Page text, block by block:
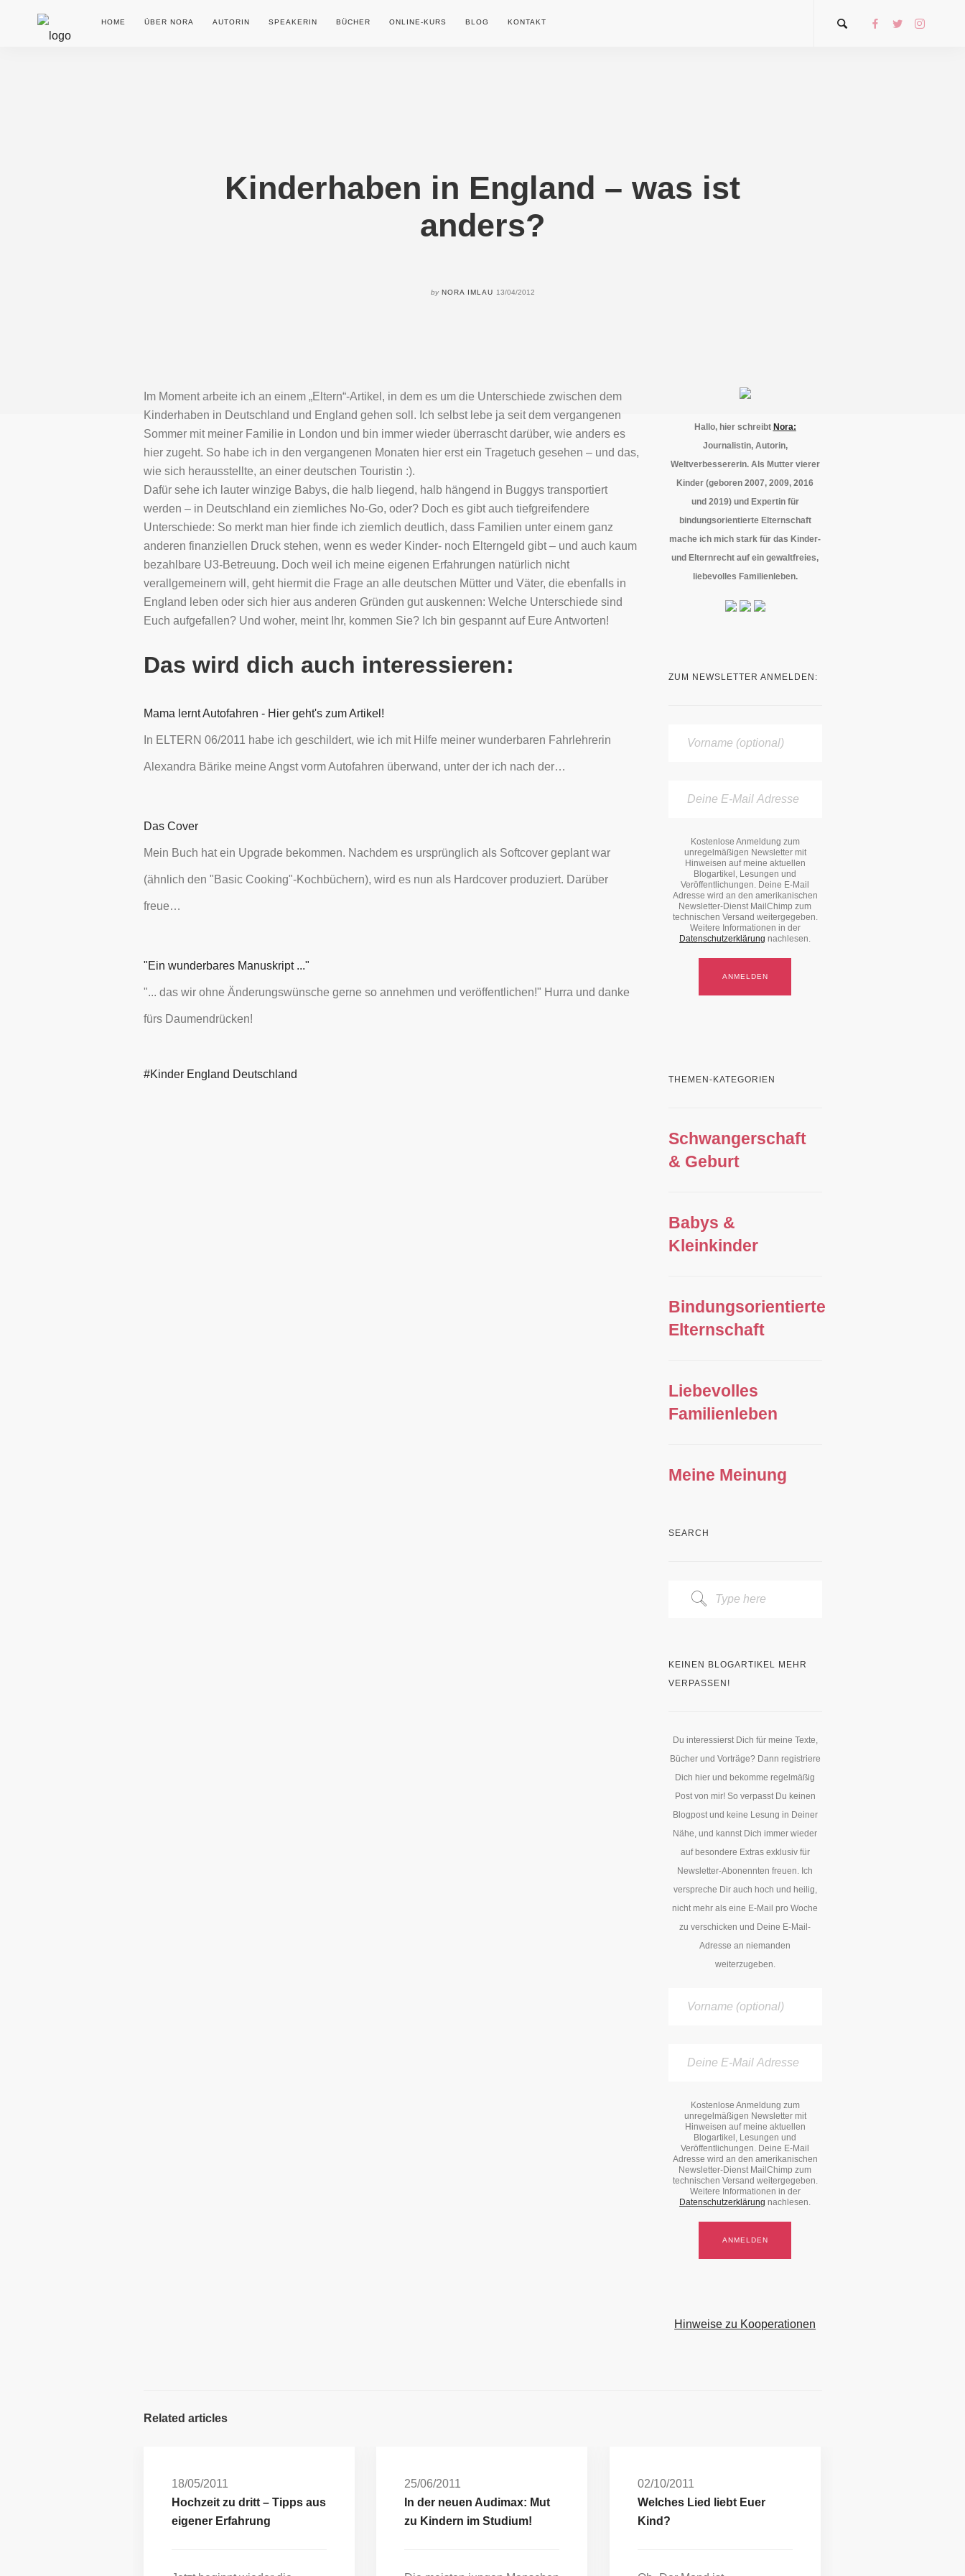
HOME ÜBER NORA AUTORIN SPEAKERIN BÜCHER ONLINE-KURS BLOG KONTAKT
Kinderhaben in England – was ist
anders?
by NORA IMLAU 13/04/2012
Im Moment arbeite ich an einem „Eltern“-Artikel, in dem es um die Unterschiede zwischen dem
Kinderhaben in Deutschland und England gehen soll. Ich selbst lebe ja seit dem vergangenen
Sommer mit meiner Familie in London und bin immer wieder überrascht darüber, wie anders es
hier zugeht. So habe ich in den vergangenen Monaten hier erst ein Tragetuch gesehen – und das,
wie sich herausstellte, an einer deutschen Touristin :).
Dafür sehe ich lauter winzige Babys, die halb liegend, halb hängend in Buggys transportiert
werden – in Deutschland ein ziemliches No-Go, oder? Doch es gibt auch tiefgreifendere
Unterschiede: So merkt man hier finde ich ziemlich deutlich, dass Familien unter einem ganz
anderen finanziellen Druck stehen, wenn es weder Kinder- noch Elterngeld gibt – und auch kaum
bezahlbare U3-Betreuung. Doch weil ich meine eigenen Erfahrungen natürlich nicht
verallgemeinern will, geht hiermit die Frage an alle deutschen Mütter und Väter, die ebenfalls in
England leben oder sich hier aus anderen Gründen gut auskennen: Welche Unterschiede sind
Euch aufgefallen? Und woher, meint Ihr, kommen Sie? Ich bin gespannt auf Eure Antworten!
Das wird dich auch interessieren:
Mama lernt Autofahren - Hier geht's zum Artikel!
In ELTERN 06/2011 habe ich geschildert, wie ich mit Hilfe meiner wunderbaren Fahrlehrerin
Alexandra Bärike meine Angst vorm Autofahren überwand, unter der ich nach der…
Das Cover
Mein Buch hat ein Upgrade bekommen. Nachdem es ursprünglich als Softcover geplant war
(ähnlich den "Basic Cooking"-Kochbüchern), wird es nun als Hardcover produziert. Darüber
freue…
"Ein wunderbares Manuskript ..."
"... das wir ohne Änderungswünsche gerne so annehmen und veröffentlichen!" Hurra und danke
fürs Daumendrücken!
Kinder England Deutschland
Hallo, hier schreibt Nora:
Journalistin, Autorin,
Weltverbessererin. Als Mutter vierer
Kinder (geboren 2007, 2009, 2016
und 2019) und Expertin für
bindungsorientierte Elternschaft
mache ich mich stark für das Kinder-
und Elternrecht auf ein gewaltfreies,
liebevolles Familienleben.
ZUM NEWSLETTER ANMELDEN:
Kostenlose Anmeldung zum
unregelmäßigen Newsletter mit
Hinweisen auf meine aktuellen
Blogartikel, Lesungen und
Veröffentlichungen. Deine E-Mail
Adresse wird an den amerikanischen
Newsletter-Dienst MailChimp zum
technischen Versand weitergegeben.
Weitere Informationen in der
Datenschutzerklärung nachlesen.
THEMEN-KATEGORIEN
Schwangerschaft
& Geburt
Babys &
Kleinkinder
Bindungsorientierte
Elternschaft
Liebevolles
Familienleben
Meine Meinung
SEARCH
KEINEN BLOGARTIKEL MEHR
VERPASSEN!
Du interessierst Dich für meine Texte,
Bücher und Vorträge? Dann registriere
Dich hier und bekomme regelmäßig
Post von mir! So verpasst Du keinen
Blogpost und keine Lesung in Deiner
Nähe, und kannst Dich immer wieder
auf besondere Extras exklusiv für
Newsletter-Abonennten freuen. Ich
verspreche Dir auch hoch und heilig,
nicht mehr als eine E-Mail pro Woche
zu verschicken und Deine E-Mail-
Adresse an niemanden
weiterzugeben.
Kostenlose Anmeldung zum
unregelmäßigen Newsletter mit
Hinweisen auf meine aktuellen
Blogartikel, Lesungen und
Veröffentlichungen. Deine E-Mail
Adresse wird an den amerikanischen
Newsletter-Dienst MailChimp zum
technischen Versand weitergegeben.
Weitere Informationen in der
Datenschutzerklärung nachlesen.
Hinweise zu Kooperationen
Related articles
18/05/2011
Hochzeit zu dritt – Tipps aus
eigener Erfahrung
25/06/2011
In der neuen Audimax: Mut
zu Kindern im Studium!
02/10/2011
Welches Lied liebt Euer
Kind?